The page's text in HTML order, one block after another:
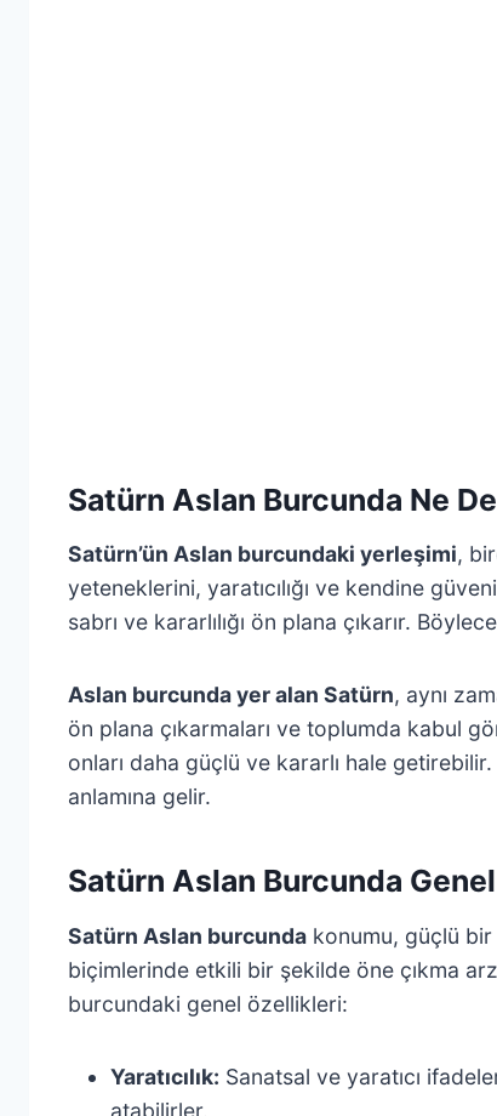
Satürn Aslan Burcunda Ne
Satürn’ün Aslan burcundaki yerleşimi,
yeteneklerini, yaratıcılığı ve kendine
sabrı ve kararlılığı ön plana çıkarır.
Aslan burcunda yer alan Satürn, aynı
ön plana çıkarmaları ve toplumda kabul
onları daha güçlü ve kararlı hale
anlamına gelir.
Satürn Aslan Burcunda
Satürn Aslan burcunda konumu, güçlü
biçimlerinde etkili bir şekilde öne çıkma
burcundaki genel özellikleri:
Yaratıcılık: Sanatsal ve yaratıcı
atabilirler.